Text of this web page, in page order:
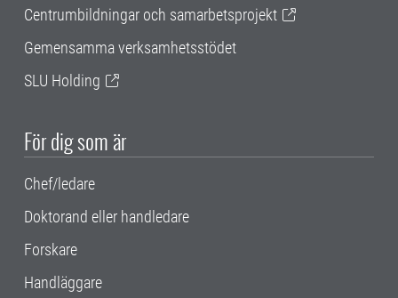
Centrumbildningar och samarbetsprojekt
Gemensamma verksamhetsstödet
SLU Holding
För dig som är
Chef/ledare
Doktorand eller handledare
Forskare
Handläggare